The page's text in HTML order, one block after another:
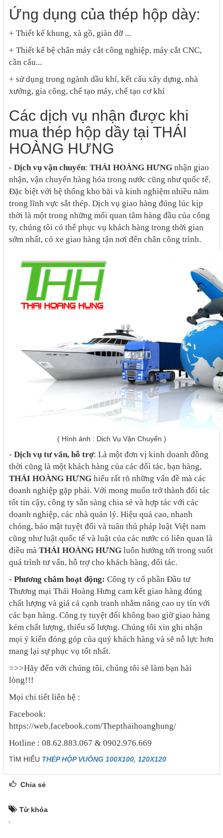
Ứng dụng của thép hộp dày:
+ Thiết kế khung, xà gồ, giàn đỡ ...
+ Thiết kế bệ chân máy cắt công nghiệp, máy cắt CNC,
cần cẩu...
+ sử dụng trong ngành dầu khí, kết cấu xây dựng, nhà
xưởng, gia công, chế tạo máy, chế tạo cơ khí
Các dịch vụ nhận được khi
mua thép hộp dầy tại THÁI
HOÀNG HƯNG
- Dịch vụ vận chuyển: THÁI HOÀNG HƯNG nhận giao
nhận, vận chuyển hàng hóa trong nước cũng như quốc tế.
Đặc biệt với hệ thống kho bãi và kinh nghiệm nhiều năm
trong lĩnh vực sắt thép. Dịch vụ giao hàng đúng lúc kịp
thời là một trong những mối quan tâm hàng đầu của công
ty, chúng tôi có thể phục vụ khách hàng trong thời gian
sớm nhất, có xe giao hàng tận nơi đến chân công trình.
( Hình ảnh : Dịch Vụ Vận Chuyển )
- Dịch vụ tư vấn, hỗ trợ: Là một đơn vị kinh doanh đồng
thời cũng là một khách hàng của các đối tác, bạn hàng,
THÁI HOÀNG HƯNG hiểu rất rõ những vấn đề mà các
doanh nghiệp gặp phải. Với mong muốn trở thành đối tác
tốt tin cậy, công ty sẵn sàng chia sẻ và hợp tác với các
doanh nghiệp, các nhà quản lý. Hiệu quả cao, nhanh
chóng, bảo mật tuyệt đối và tuân thủ pháp luật Việt nam
cũng như luật quốc tế và luật của các nước có liên quan là
điều mà THÁI HOÀNG HƯNG luôn hướng tới trong suốt
quá trình tư vấn, hỗ trợ cho khách hàng, đối tác.
- Phương châm hoạt động: Công ty cổ phần Đầu tư
Thương mại Thái Hoàng Hưng cam kết giao hàng đúng
chất lượng và giá cả cạnh tranh nhằm nâng cao uy tín với
các bạn hàng. Công ty tuyệt đối không bao giờ giao hàng
kém chất lượng, thiếu số lượng. Chúng tôi xin ghi nhận
mọi ý kiến đóng góp của quý khách hàng và sẽ nỗ lực hơn
mang lại sự phục vụ tốt nhất.
=>>Hãy đến với chúng tôi, chúng tôi sẽ làm bạn hài
lòng!!!
Mọi chi tiết liên hệ :
Facebook:
https://web.facebook.com/Thepthaihoanghung/
Hotline : 08.62.883.067 & 0902.976.669
TÌM HIỂU THÉP HỘP VUÔNG 100X100, 120X120
Chia sẻ
Từ khóa